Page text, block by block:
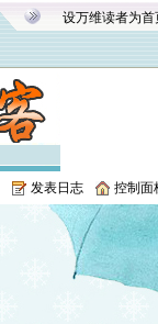
设万维读者为首
发表日志 控制面